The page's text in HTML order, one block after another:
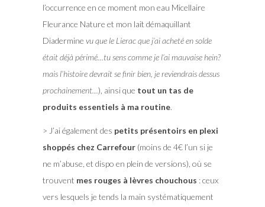
l’occurrence en ce moment mon eau Micellaire
Fleurance Nature et mon lait démaquillant
Diadermine vu que le Lierac que j’ai acheté en solde
était déjà périmé…tu sens comme je l’ai mauvaise hein?
mais l’histoire devrait se finir bien, je reviendrais dessus
prochainement…), ainsi que tout un tas de
produits essentiels à ma routine.
> J’ai également des petits présentoirs en plexi
shoppés chez Carrefour(moins de 4€ l’un si je
ne m’abuse, et dispo en plein de versions), où se
trouvent mes rouges à lèvres chouchous : ceux
vers lesquels je tends la main systématiquement